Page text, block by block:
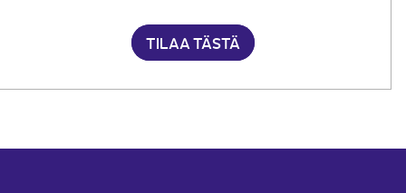
TILAA TÄSTÄ